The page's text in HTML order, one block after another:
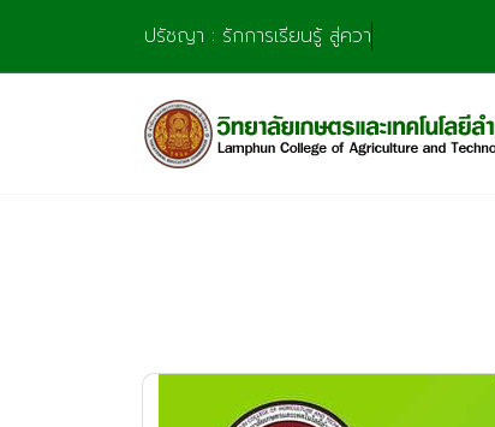
content
ปรัชญา : รักการเรียนรู้ สู่ความชำ